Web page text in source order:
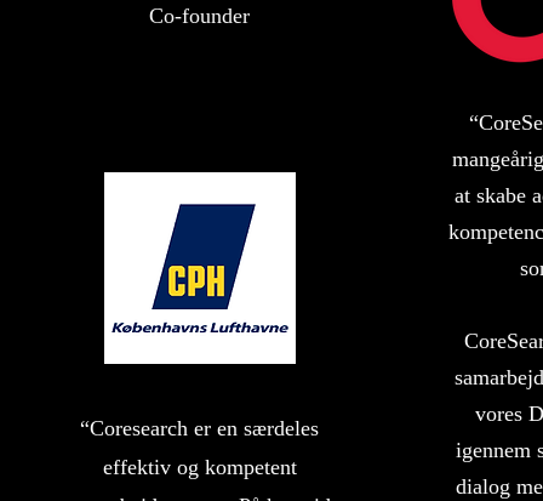
Co-founder
“Coresearch er en særdeles
effektiv og kompetent
at skabe
vores
igennem
dialog